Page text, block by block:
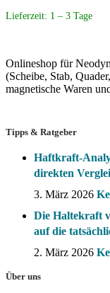
Lieferzeit: 1 – 3 Tage
Onlineshop für
(Scheibe, Stab,
magnetische Waren
Tipps & Ratgeber
Haftkraft-
direkten
3. März 2026
Die Haltekraft
auf die
2. März 2026
Über uns